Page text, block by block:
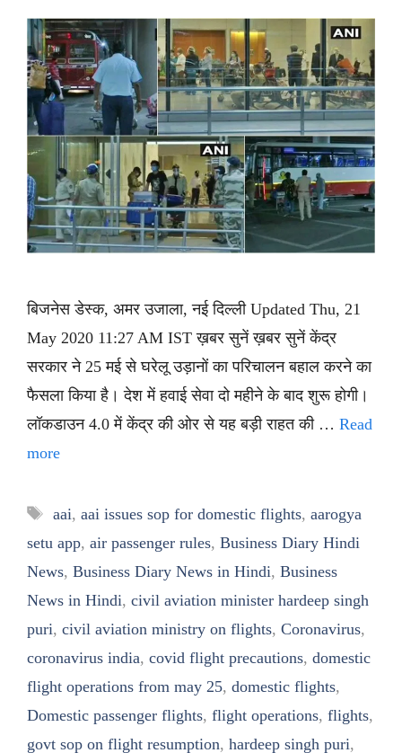
बिजनेस डेस्क, अमर उजाला, नई दिल्ली Updated Thu, 21
May 2020 11:27 AM IST ख़बर सुनें ख़बर सुनें केंद्र
सरकार ने 25 मई से घरेलू उड़ानों का परिचालन बहाल करने का
फैसला किया है। देश में हवाई सेवा दो महीने के बाद शुरू होगी।
लॉकडाउन 4.0 में केंद्र की ओर से यह बड़ी राहत की … Read
more
Tags
aai, aai issues sop for domestic flights, aarogya
setu app, air passenger rules, Business Diary Hindi
News, Business Diary News in Hindi, Business
News in Hindi, civil aviation minister hardeep singh
puri, civil aviation ministry on flights, Coronavirus,
coronavirus india, covid flight precautions, domestic
flight operations from may 25, domestic flights,
Domestic passenger flights, flight operations, flights,
govt sop on flight resumption, hardeep singh puri,